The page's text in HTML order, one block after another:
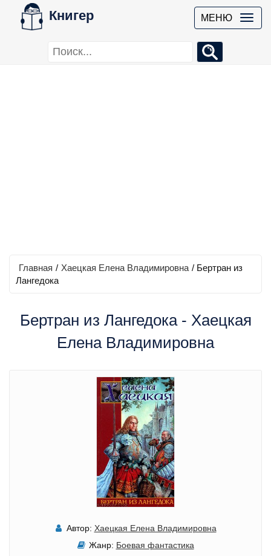
Книгер МЕНЮ
Главная / Хаецкая Елена Владимировна / Бертран из
Лангедока
Бертран из Лангедока - Хаецкая
Елена Владимировна
Автор: Хаецкая Елена Владимировна
Жанр: Боевая фантастика